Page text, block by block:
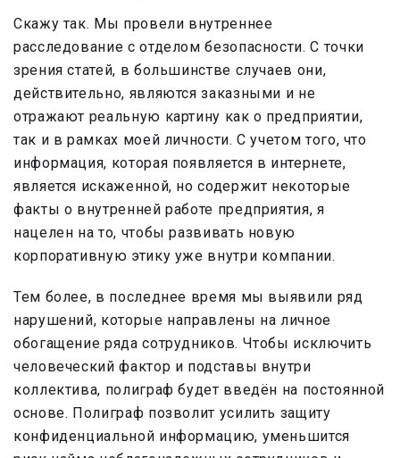
Скажу так. Мы провели внутреннее
расследование с отделом безопасности. С точки
зрения статей, в большинстве случаев они,
действительно, являются заказными и не
отражают реальную картину как о предприятии,
так и в рамках моей личности. С учетом того, что
информация, которая появляется в интернете,
является искаженной, но содержит некоторые
факты о внутренней работе предприятия, я
нацелен на то, чтобы развивать новую
корпоративную этику уже внутри компании.
Тем более, в последнее время мы выявили ряд
нарушений, которые направлены на личное
обогащение ряда сотрудников. Чтобы исключить
человеческий фактор и подставы внутри
коллектива, полиграф будет введён на постоянной
основе. Полиграф позволит усилить защиту
конфиденциальной информацию, уменьшится